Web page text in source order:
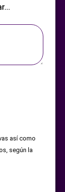
así como
según la